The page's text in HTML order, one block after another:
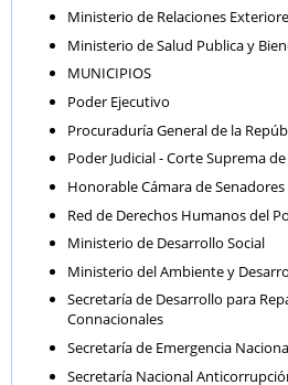
Ministerio de Relaciones
Ministerio de Salud Publica y
MUNICIPIOS
Poder Ejecutivo
Procuraduría General de la
Poder Judicial - Corte Suprema de
Honorable Cámara de Senadores
Red de Derechos Humanos del
Ministerio de Desarrollo Social
Ministerio del Ambiente y
Secretaría de Desarrollo para
Connacionales
Secretaría de Emergencia
Secretaría Nacional